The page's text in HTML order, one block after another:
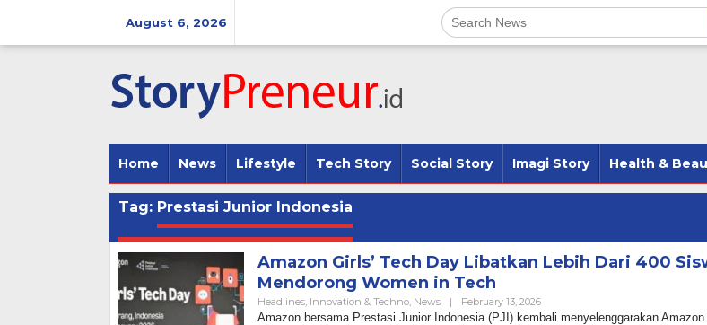
August 6, 2026
Home News Lifestyle Tech Story Social Story Imagi Story Health &
Tag: Prestasi Junior Indonesia
Amazon Girls’ Tech Day Libatkan Lebih Dari 400
Mendorong Women in Tech
Headlines, Innovation & Techno, News | February 13, 2026By
Admin
Amazon bersama Prestasi Junior Indonesia (PJI) kembali menyelenggarakan Amazon